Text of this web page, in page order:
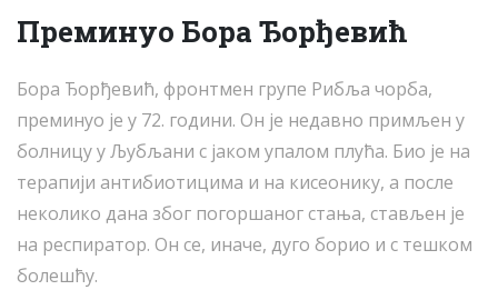
Преминуо Бора Ђорђевић
Бора Ђорђевић, фронтмен групе Рибља чорба,
преминуо је у 72. години. Он је недавно примљен у
болницу у Љубљани с јаком упалом плућа. Био је на
терапији антибиотицима и на кисеонику, а после
неколико дана због погоршаног стања, стављен је
на респиратор. Он се, иначе, дуго борио и с тешком
болешћу.